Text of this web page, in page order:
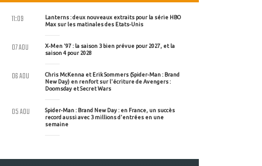
Lanterns : deux nouveaux extraits pour la série HBO
Max sur les matinales des Etats-Unis
11:09
X-Men '97 : la saison 3 bien prévue pour 2027, et la
saison 4 pour 2028
07 AOU
Chris McKenna et Erik Sommers (Spider-Man : Brand
New Day) en renfort sur l'écriture de Avengers :
Doomsday et Secret Wars
06 AOU
Spider-Man : Brand New Day : en France, un succès
record aussi avec 3 millions d'entrées en une
semaine
05 AOU